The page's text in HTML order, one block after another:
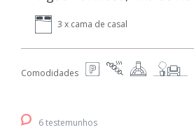
3 x cama de casal
Comodidades
6 testemunhos